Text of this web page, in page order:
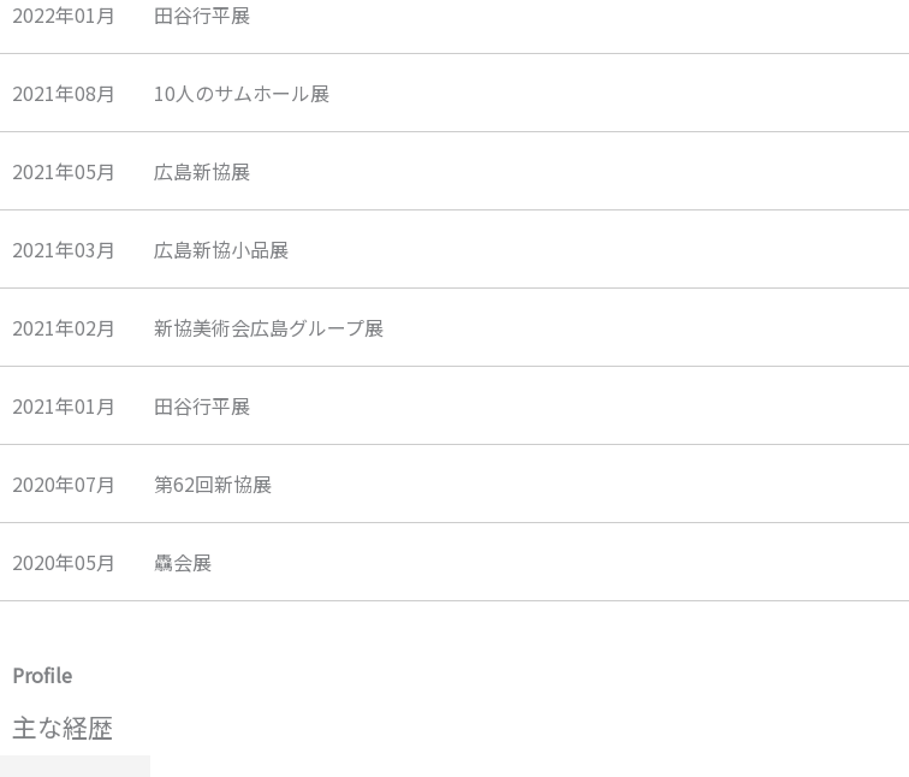
2022年01月 田谷行平展
2021年08月 10人のサムホール展
2021年05月 広島新協展
2021年03月 広島新協小品展
2021年02月 新協美術会広島グループ展
2021年01月 田谷行平展
2020年07月 第62回新協展
2020年05月 驫会展
Profile
主な経歴